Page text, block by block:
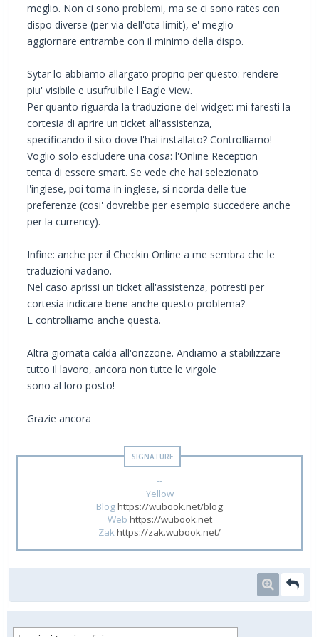
meglio. Non ci sono problemi, ma se ci sono rates con
dispo diverse (per via dell'ota limit), e' meglio
aggiornare entrambe con il minimo della dispo.
Sytar lo abbiamo allargato proprio per questo: rendere
piu' visibile e usufruibile l'Eagle View.
Per quanto riguarda la traduzione del widget: mi faresti la
cortesia di aprire un ticket all'assistenza,
specificando il sito dove l'hai installato? Controlliamo!
Voglio solo escludere una cosa: l'Online Reception
tenta di essere smart. Se vede che hai selezionato
l'inglese, poi torna in inglese, si ricorda delle tue
preferenze (cosi' dovrebbe per esempio succedere anche
per la currency).
Infine: anche per il Checkin Online a me sembra che le
traduzioni vadano.
Nel caso aprissi un ticket all'assistenza, potresti per
cortesia indicare bene anche questo problema?
E controlliamo anche questa.
Altra giornata calda all'orizzone. Andiamo a stabilizzare
tutto il lavoro, ancora non tutte le virgole
sono al loro posto!
Grazie ancora
--
Yellow
Bloghttps://wubook.net/blog
Web https://wubook.net
Zakhttps://zak.wubook.net/